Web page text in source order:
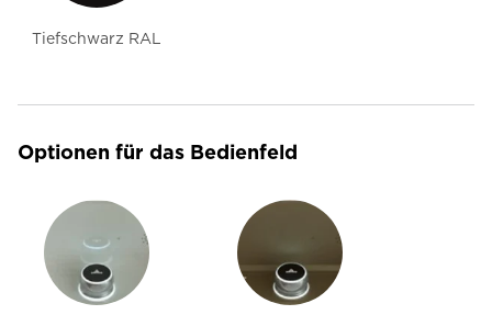
Tiefschwarz RAL
Optionen für das Bedienfeld